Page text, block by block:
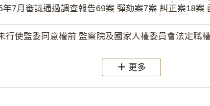
年7月審議通過調查報告69案 彈劾案7案 糾正案18案
行使監委同意權前 監察院及國家人權委員會法定職權
更多